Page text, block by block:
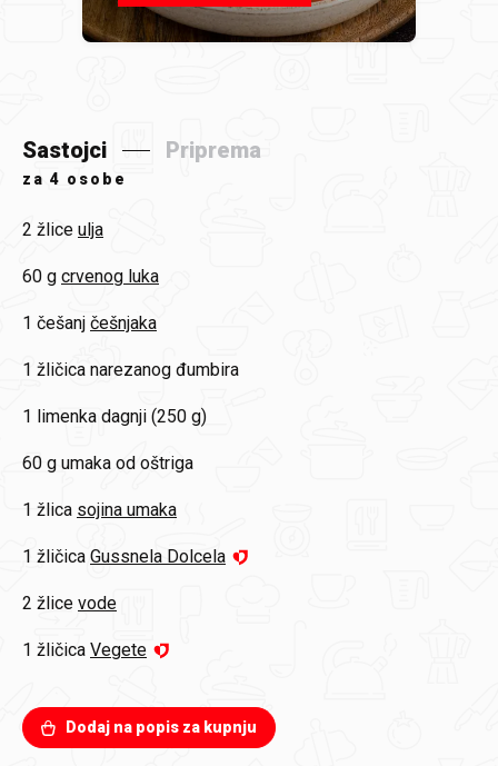
Sastojci Priprema
za 4 osobe
2 žlice ulja
60 g crvenog luka
1 češanj češnjaka
1 žličica narezanog đumbira
1 limenka dagnji (250 g)
60 g umaka od oštriga
1 žlica sojina umaka
1 žličica Gussnela Dolcela
2 žlice vode
1 žličica Vegete
Dodaj na popis za kupnju